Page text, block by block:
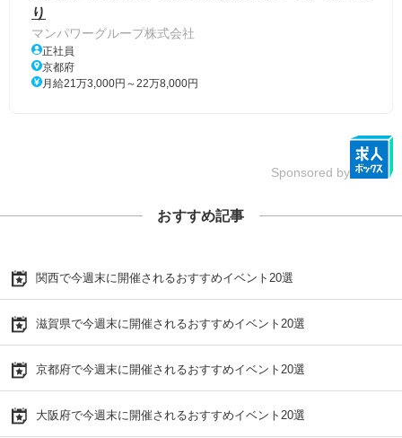
り
マンパワーグループ株式会社
正社員
京都府
月給21万3,000円～22万8,000円
Sponsored by
おすすめ記事
関西で今週末に開催されるおすすめイベント20選
滋賀県で今週末に開催されるおすすめイベント20選
京都府で今週末に開催されるおすすめイベント20選
大阪府で今週末に開催されるおすすめイベント20選